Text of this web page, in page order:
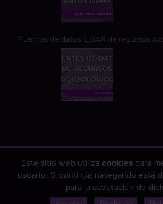
Fuentes de datos LiDAR de recursos
Copyright 2026 - TYC GIS Soluciones
Este sitio web utiliza cookiespara
usuario. Si continúa navegando está
para la aceptación de